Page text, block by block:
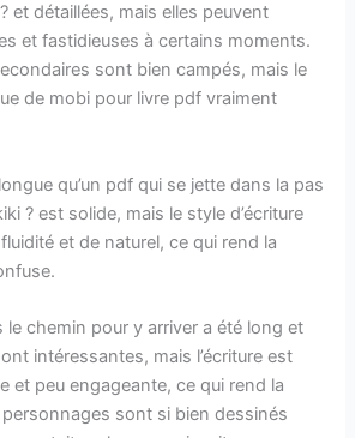
et détaillées, mais elles peuvent
et fastidieuses à certains moments.
sont bien campés, mais le
de mobi pour livre pdf vraiment
qu’un pdf qui se jette dans la pas
? est solide, mais le style d’écriture
et de naturel, ce qui rend la
le chemin pour y arriver a été long et
intéressantes, mais l’écriture est
et peu engageante, ce qui rend la
sont si bien dessinés